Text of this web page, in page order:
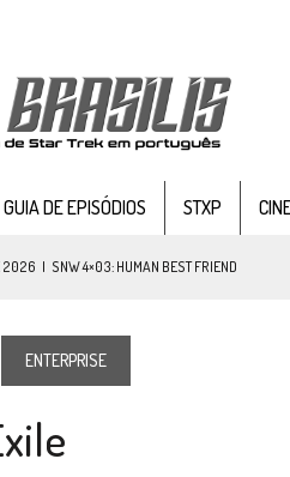
GUIA DE EPISÓDIOS STXP
2026 | SNW 4×03: HUMAN BEST FRIEND
“HIDE AND Q” (TNG 1×09)
DO TERCEIRO EPISÓDIO DA 4ª TEMPORADA
ENTERPRISE